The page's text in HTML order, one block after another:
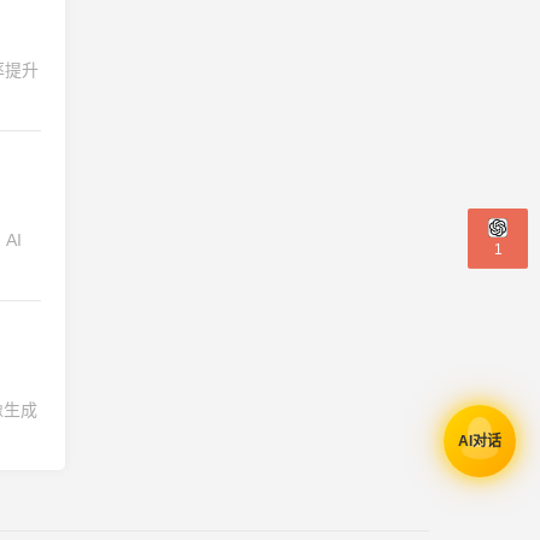
提升
AI
生成
1
AI对话